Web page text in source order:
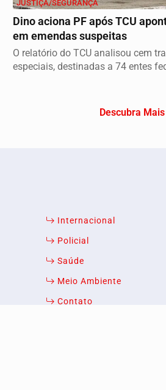
JUSTIÇA/SEGURANÇA
Dino aciona PF após TCU
em emendas suspeitas
O relatório do TCU analisou cem
especiais, destinadas a 74 entes
Descubra Mais
Internacional
Policial
Saúde
Meio Ambiente
Contato
de navegação. Ao